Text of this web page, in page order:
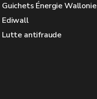
Guichets Énergie Wallonie
Ediwall
Lutte antifraude